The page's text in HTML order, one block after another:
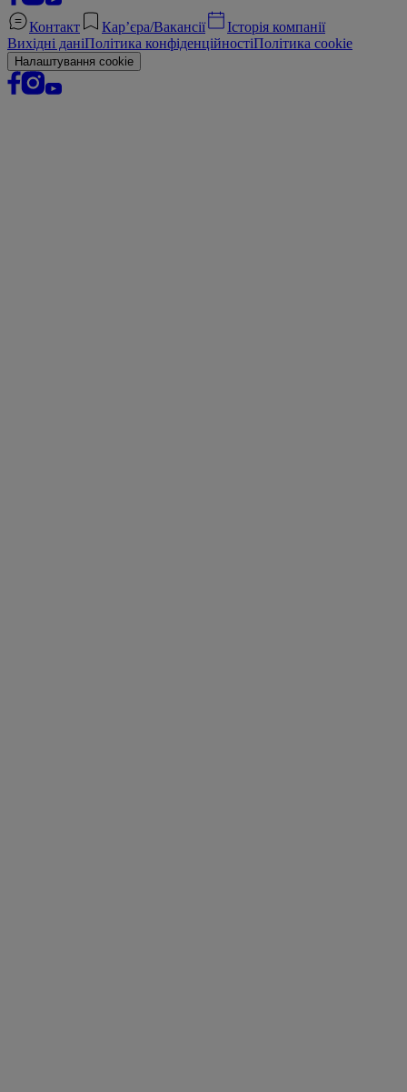
Контакт Кар’єра/Вакансії
Історія компанії
Вихідні даніПолітика конфіденційностіПолітика cookie
Налаштування cookie